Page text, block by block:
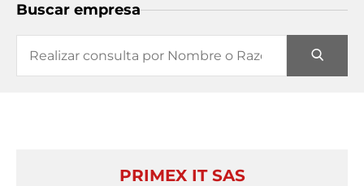
Buscar empresa
PRIMEX IT SAS